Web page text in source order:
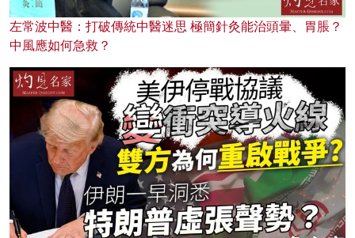
左常波中醫：打破傳統中醫迷思 極簡針灸能治頭暈、胃脹？
中風應如何急救？